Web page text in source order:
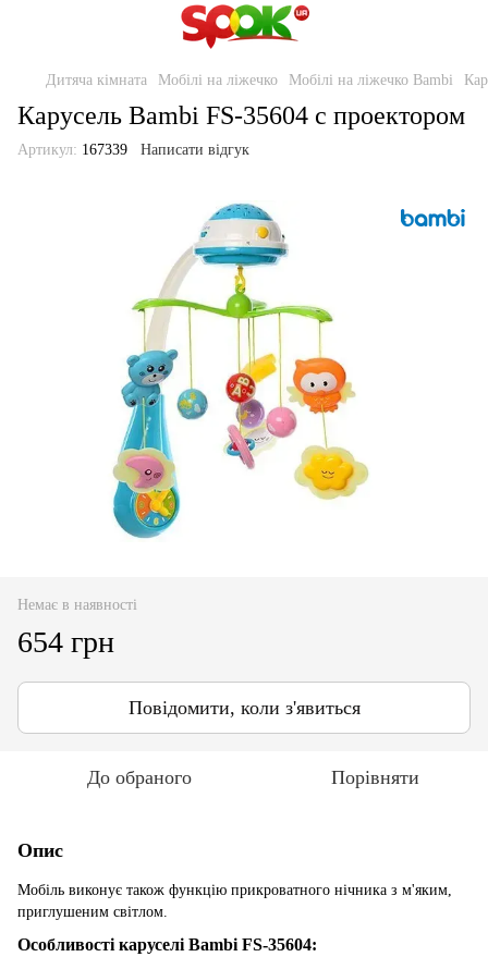
Дитяча кімната Мобілі на ліжечко Мобілі на ліжечко Bambi
Карусель Bambi FS-35604 с проектором
Артикул: 167339 Написати відгук
Немає в наявності
654 грн
Повідомити, коли з'явиться
До обраного Порівняти
Опис
Мобіль виконує також функцію прикроватного нічника з м'яким,
приглушеним світлом.
Особливості каруселі Bambi FS-35604: